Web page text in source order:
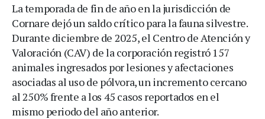
La temporada de fin de año en la jurisdicción de
Cornare dejó un saldo crítico para la fauna silvestre.
Durante diciembre de 2025, el Centro de Atención y
Valoración (CAV) de la corporación registró 157
animales ingresados por lesiones y afectaciones
asociadas al uso de pólvora, un incremento cercano
al 250% frente a los 45 casos reportados en el
mismo periodo del año anterior.